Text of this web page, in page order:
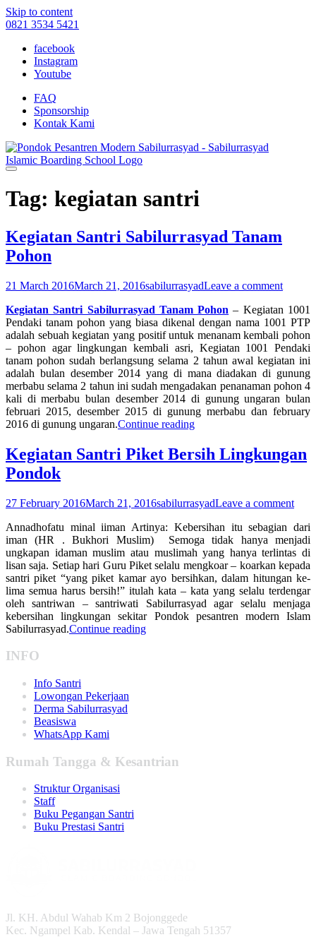
Skip to content
0821 3534 5421
facebook
Instagram
Youtube
FAQ
Sponsorship
Kontak Kami
Tag: kegiatan santri
Kegiatan Santri Sabilurrasyad Tanam
Pohon
21 March 2016March 21, 2016sabilurrasyadLeave a comment
Kegiatan Santri Sabilurrasyad Tanam Pohon – Kegiatan 1001
Pendaki tanam pohon yang biasa dikenal dengan nama 1001 PTP
adalah sebuah kegiatan yang positif untuk menanam kembali pohon
– pohon agar lingkungan kembali asri, Kegiatan 1001 Pendaki
tanam pohon sudah berlangsung selama 2 tahun awal kegiatan ini
adalah bulan desember 2014 yang di mana diadakan di gunung
merbabu selama 2 tahun ini sudah mengadakan penanaman pohon 4
kali di merbabu bulan desember 2014 di gunung ungaran bulan
februari 2015, desember 2015 di gunung merbabu dan february
2016 di gunung ungaran.Continue reading
Kegiatan Santri Piket Bersih Lingkungan
Pondok
27 February 2016March 21, 2016sabilurrasyadLeave a comment
Annadhofatu minal iiman Artinya: Kebersihan itu sebagian dari
iman (HR . Bukhori Muslim) Semoga tidak hanya menjadi
ungkapan idaman muslim atau muslimah yang hanya terlintas di
lisan saja. Setiap hari Guru Piket selalu mengkoar – koarkan kepada
santri piket “yang piket kamar ayo bersihkan, dalam hitungan ke-
lima semua harus bersih!” itulah kata – kata yang selalu terdengar
oleh santriwan – santriwati Sabilurrasyad agar selalu menjaga
kebersihan lingkungan sekitar Pondok pesantren modern Islam
Sabilurrasyad.Continue reading
INFO
Info Santri
Lowongan Pekerjaan
Derma Sabilurrasyad
Beasiswa
WhatsApp Kami
Rumah Tangga & Kesantrian
Struktur Organisasi
Staff
Buku Pegangan Santri
Buku Prestasi Santri
Jl. KH. Abdul Wahab Km 2 Bojonggede
Kec. Ngampel Kab. Kendal – Jawa Tengah 51357